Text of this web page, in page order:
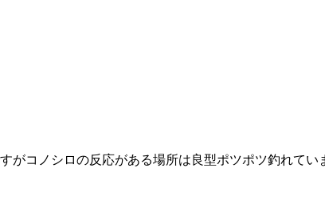
がコノシロの反応がある場所は良型ポツポツ釣れてい